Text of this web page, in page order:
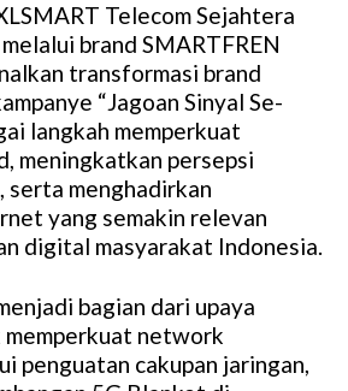
Telecom Sejahtera
brand SMARTFREN
transformasi brand
“Jagoan Sinyal Se-
langkah memperkuat
meningkatkan persepsi
serta menghadirkan
yang semakin relevan
digital masyarakat Indonesia.
bagian dari upaya
memperkuat network
penguatan cakupan jaringan,